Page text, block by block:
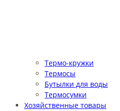
Термо-кружки
Термосы
Бутылки для воды
Термосумки
Хозяйственные товары